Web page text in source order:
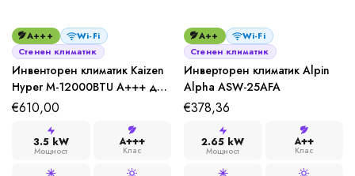
A+++
Wi-Fi
Стенен климатик
Инвенторен климатик Kaizen
Hyper M-12000BTU A+++ до
-35°C Wi-Fi
€610,00
3.5 kW
Мощност
A+++
Клас
A++
Wi-Fi
Стенен климатик
Инверторен климатик Alpin
Alpha ASW-25AFA
€378,36
2.65 kW
Мощност
A++
Клас